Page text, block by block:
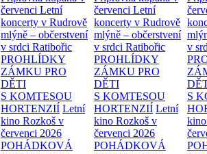
červenci Letní
koncerty v Rudrově
mlýně – občerstvení
v srdci Ratibořic
PROHLÍDKY
ZÁMKU PRO
DĚTI
S KOMTESOU
HORTENZIÍ Letní
kino Rozkoš v
červenci 2026
POHÁDKOVÁ
červenci Letní
koncerty v Rudrově
mlýně – občerstvení
v srdci Ratibořic
PROHLÍDKY
ZÁMKU PRO
DĚTI
S KOMTESOU
HORTENZIÍ Letní
kino Rozkoš v
červenci 2026
POHÁDKOVÁ
v
S